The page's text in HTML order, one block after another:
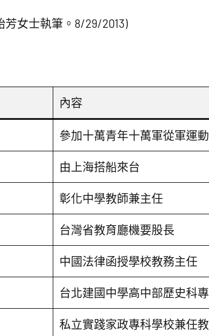
女士執筆。8/29/2013)
內容
參加十萬青年十萬軍從軍運動
由上海搭船來台
彰化中學教師兼主任
台灣省教育廳機要股長
中國法律函授學校教務主任
台北建國中學高中部歷史科
私立實踐家政專科學校兼任